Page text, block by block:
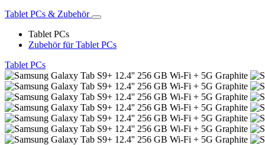
Tablet PCs & Zubehör
Tablet PCs
Zubehör für Tablet PCs
Tablet PCs